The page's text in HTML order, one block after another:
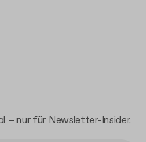
– nur für Newsletter-Insider.